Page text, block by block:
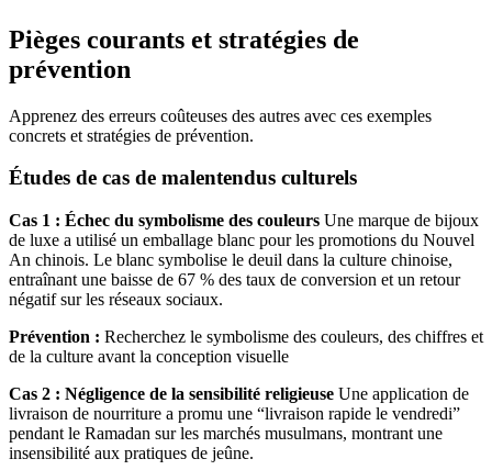
Pièges courants et stratégies de
prévention
Apprenez des erreurs coûteuses des autres avec ces exemples
concrets et stratégies de prévention.
Études de cas de malentendus culturels
Cas 1 : Échec du symbolisme des couleurs Une marque de bijoux
de luxe a utilisé un emballage blanc pour les promotions du Nouvel
An chinois. Le blanc symbolise le deuil dans la culture chinoise,
entraînant une baisse de 67 % des taux de conversion et un retour
négatif sur les réseaux sociaux.
Prévention : Recherchez le symbolisme des couleurs, des chiffres et
de la culture avant la conception visuelle
Cas 2 : Négligence de la sensibilité religieuse Une application de
livraison de nourriture a promu une “livraison rapide le vendredi”
pendant le Ramadan sur les marchés musulmans, montrant une
insensibilité aux pratiques de jeûne.